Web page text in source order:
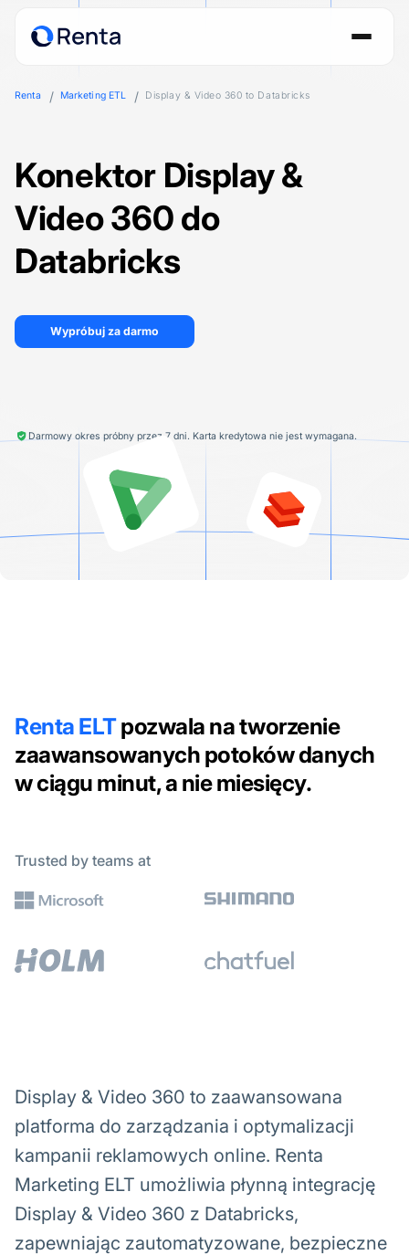
Renta Marketing ETL Display & Video 360 to Databricks
Konektor Display &
Video 360 do
Databricks
Wypróbuj za darmo
Darmowy okres próbny przez 7 dni. Karta kredytowa nie jest wymagana.
Renta ELTpozwala na tworzenie
zaawansowanych potoków danych
w ciągu minut, a nie miesięcy.
Trusted by teams at
Display & Video 360 to zaawansowana
platforma do zarządzania i optymalizacji
kampanii reklamowych online. Renta
Marketing ELT umożliwia płynną integrację
Display & Video 360 z Databricks,
zapewniając zautomatyzowane, bezpieczne